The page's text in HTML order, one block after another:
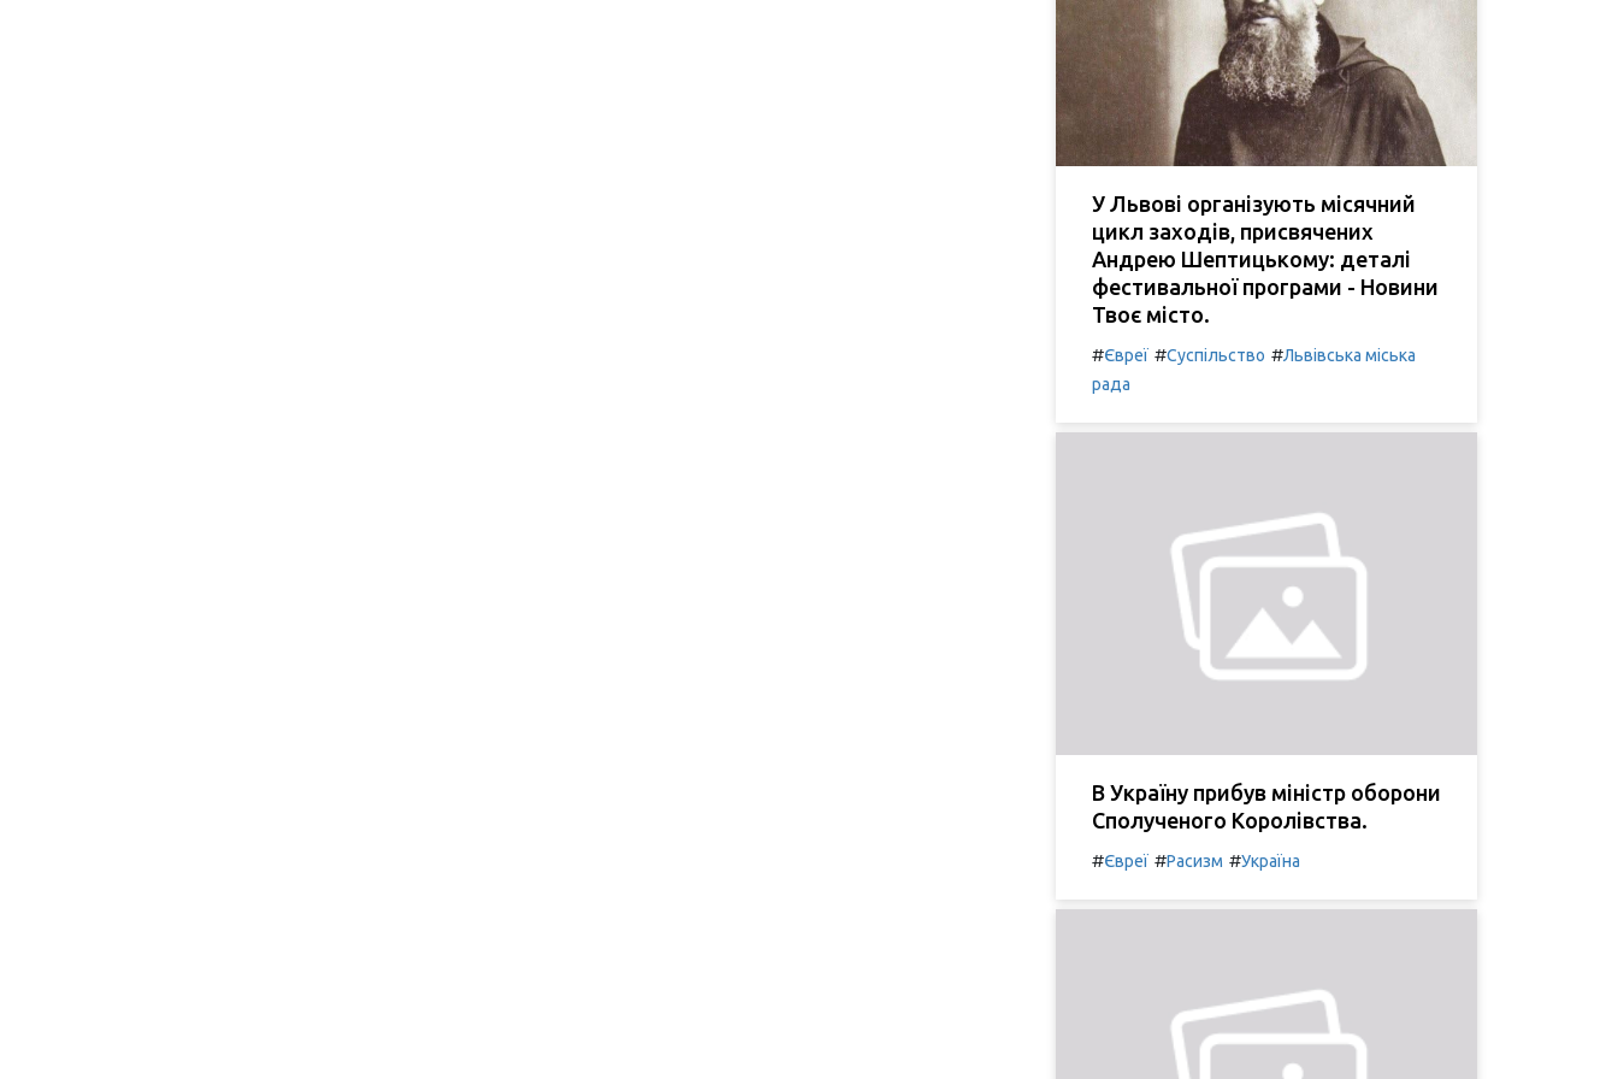
У Львові організують місячний
цикл заходів, присвячених
Андрею Шептицькому: деталі
фестивальної програми - Новини
Твоє місто.
#Євреї #Суспільство #Львівська міська
рада
В Україну прибув міністр оборони
Сполученого Королівства.
#Євреї #Расизм #Україна